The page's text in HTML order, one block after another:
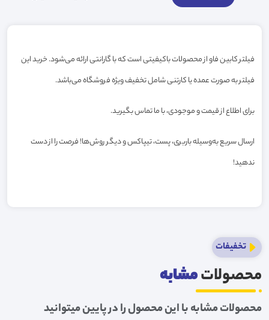
فیلتر کابین فاو از محصولات باکیفیتی است که با گارانتی ارائه می‌شود. خرید این
فیلتر به صورت عمده یا کارتنی شامل تخفیف ویژه فروشگاه می‌باشد.
برای اطلاع از قیمت و موجودی، با ما تماس بگیرید.
ارسال سریع به‌وسیله باربری، پست، تیپاکس و دیگر روش‌ها! فرصت را از دست
ندهید!
تخفیفات
محصولاتمشابه
محصولات مشابه با این محصول را در پایین میتوانید